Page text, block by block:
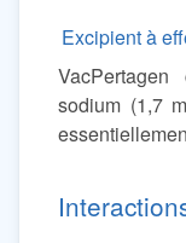
Excipient à
sodium (1,7